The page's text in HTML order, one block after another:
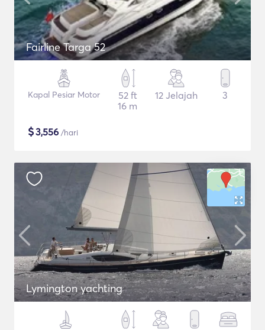
Fairline Targa 52
Kapal Pesiar Motor
52 ft
16 m
12 Jelajah 3
$3,556 /hari
Lymington yachting